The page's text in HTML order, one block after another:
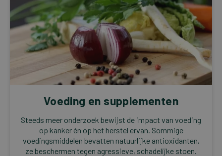
Voeding en supplementen
Steeds meer onderzoek bewijst de impact van voeding
op kanker én op het herstel ervan. Sommige
voedingsmiddelen bevatten natuurlijke antioxidanten,
ze beschermen tegen agressieve, schadelijke stoen.